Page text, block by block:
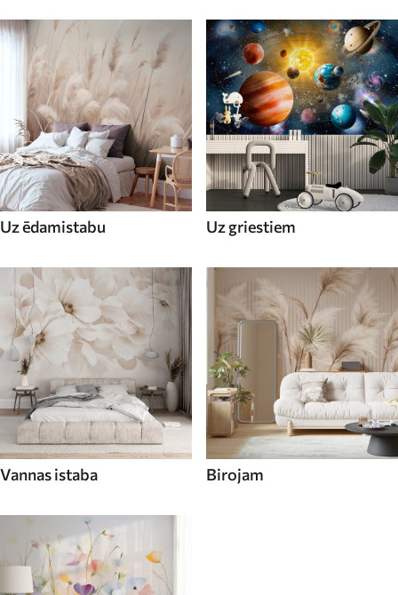
Uz ēdamistabu Uz griestiem
Vannas istaba Birojam